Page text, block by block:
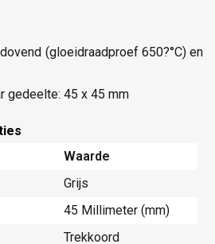
(gloeidraadproef 650?°C) en
gedeelte: 45 x 45 mm
Waarde
Grijs
45 Millimeter (mm)
Trekkoord